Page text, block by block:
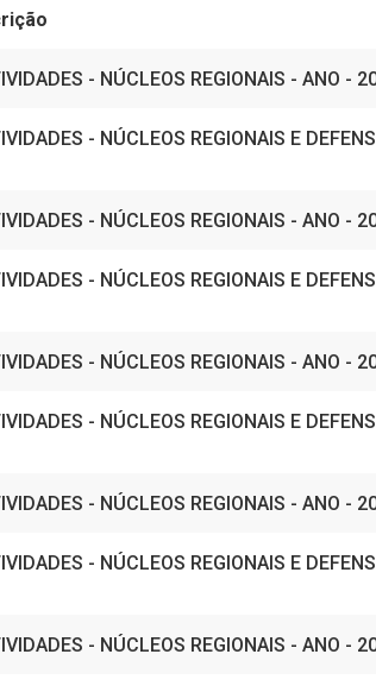
- NÚCLEOS REGIONAIS - ANO -
- NÚCLEOS REGIONAIS E
- NÚCLEOS REGIONAIS - ANO -
- NÚCLEOS REGIONAIS E
- NÚCLEOS REGIONAIS - ANO -
- NÚCLEOS REGIONAIS E
- NÚCLEOS REGIONAIS - ANO -
- NÚCLEOS REGIONAIS E
- NÚCLEOS REGIONAIS - ANO -